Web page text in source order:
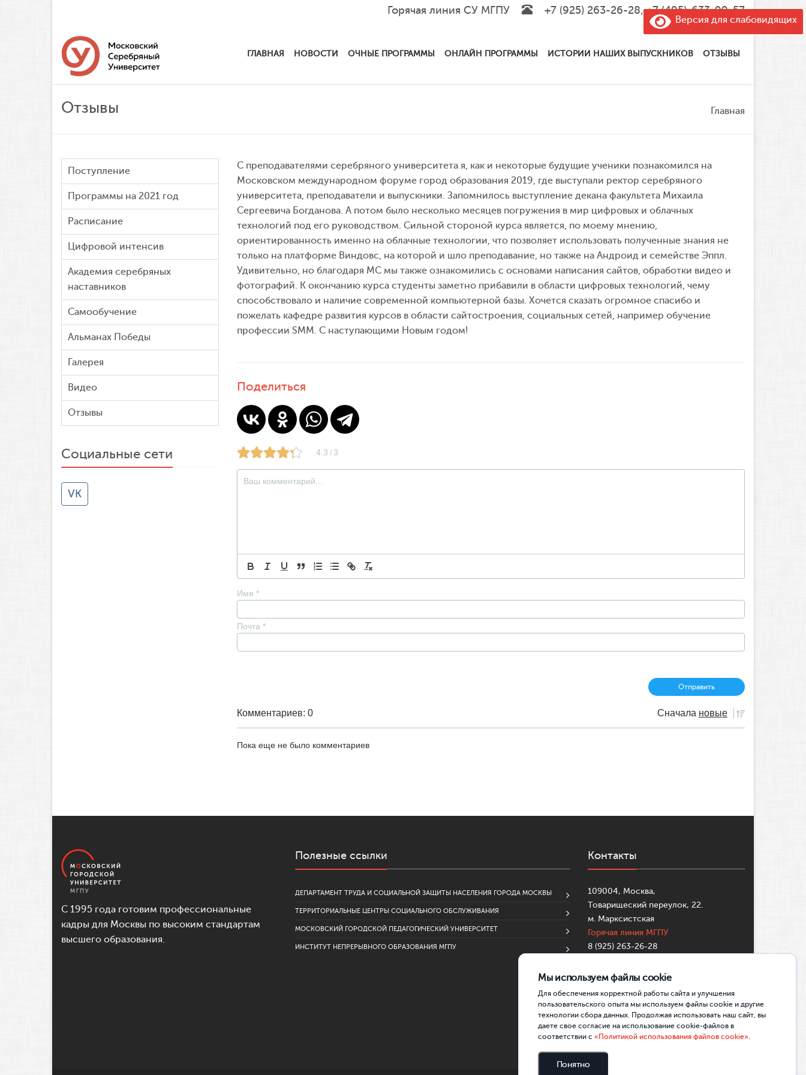
Горячая линия СУ МГПУ +7 (925) 263-26-28,+7 (495)-633-99-57
ГЛАВНАЯ НОВОСТИ ОЧНЫЕ ПРОГРАММЫ ОНЛАЙН ПРОГРАММЫ ИСТОРИИ НАШИХ ВЫПУСКНИКОВ ОТЗЫВЫ
Отзывы Главная
Поступление
Программы на 2021 год
Расписание
Цифровой интенсив
Академия серебряных
наставников
Самообучение
Альманах Победы
Галерея
Видео
Отзывы
Социальные сети
VK
С преподавателями серебряного университета я, как и некоторые будущие ученики познакомился на
Московском международном форуме город образования 2019, где выступали ректор серебряного
университета, преподаватели и выпускники. Запомнилось выступление декана факультета Михаила
Сергеевича Богданова. А потом было несколько месяцев погружения в мир цифровых и облачных
технологий под его руководством. Сильной стороной курса является, по моему мнению,
ориентированность именно на облачные технологии, что позволяет использовать полученные знания не
только на платформе Виндовс, на которой и шло преподавание, но также на Андроид и семействе Эппл.
Удивительно, но благодаря МС мы также ознакомились с основами написания сайтов, обработки видео и
фотографий. К окончанию курса студенты заметно прибавили в области цифровых технологий, чему
способствовало и наличие современной компьютерной базы. Хочется сказать огромное спасибо и
пожелать кафедре развития курсов в области сайтостроения, социальных сетей, например обучение
профессии SMM. С наступающими Новым годом!
Поделиться
4.3 / 3
Имя *
Почта *
Комментариев: 0 Сначала новые
Пока еще не было комментариев
С 1995 года готовим профессиональные
кадры для Москвы по высоким стандартам
высшего образования.
Полезные ссылки
ДЕПАРТАМЕНТ ТРУДА И СОЦИАЛЬНОЙ ЗАЩИТЫ НАСЕЛЕНИЯ ГОРОДА МОСКВЫ
ТЕРРИТОРИАЛЬНЫЕ ЦЕНТРЫ СОЦИАЛЬНОГО ОБСЛУЖИВАНИЯ
МОСКОВСКИЙ ГОРОДСКОЙ ПЕДАГОГИЧЕСКИЙ УНИВЕРСИТЕТ
ИНСТИТУТ НЕПРЕРЫВНОГО ОБРАЗОВАНИЯ МГПУ
Контакты
109004, Москва,
Товарищеский переулок, 22.
м. Марксистская
Горячая линия МГПУ
8 (925) 263-26-28
su@mgpu.ru
Partners:
https://mostbettr.xyz/
https://pincocasinotr.xyz/
https://skycrownau.online/
Версия для слабовидящих
Мы используем файлы cookie
Для обеспечения корректной работы сайта и улучшения
пользовательского опыта мы используем файлы cookie и другие
технологии сбора данных. Продолжая использовать наш сайт, вы
даете свое согласие на использование cookie-файлов в
соответствии с «Политикой использования файлов cookie».
Понятно